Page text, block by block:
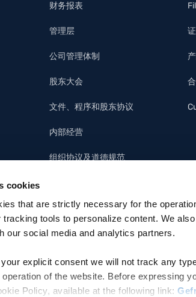
cookies
that are strictly necessary for the
tracking tools to personalize content. We
our social media and analytics partners.
explicit consent we will not track any
of the website. Before expressing
Policy, available at the following link:
财务报表
管理层
公司管理体制
股东大会
文件、程序和股东协议
内部经营
组织协议及道德规范
elettronica: MZO2A0U